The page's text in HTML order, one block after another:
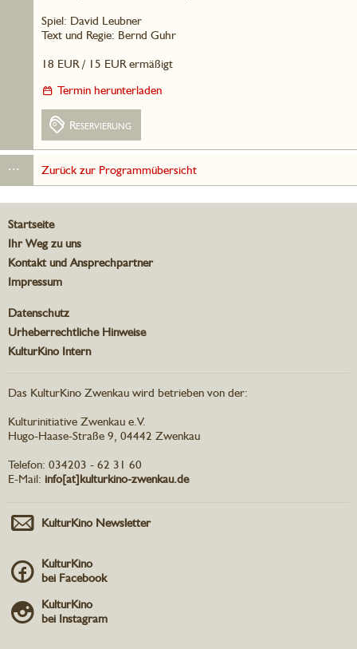
Spiel: David Leubner
Text und Regie: Bernd Guhr
18 EUR / 15 EUR ermäßigt
Termin herunterladen
Reservierung
... Zurück zur Programmübersicht
Startseite
Ihr Weg zu uns
Kontakt und Ansprechpartner
Impressum
Datenschutz
Urheberrechtliche Hinweise
KulturKino Intern
Das KulturKino Zwenkau wird betrieben von der:
Kulturinitiative Zwenkau e.V.
Hugo-Haase-Straße 9, 04442 Zwenkau
Telefon: 034203 - 62 31 60
E-Mail: info[at]kulturkino-zwenkau.de
KulturKino Newsletter
KulturKino
bei Facebook
KulturKino
bei Instagram